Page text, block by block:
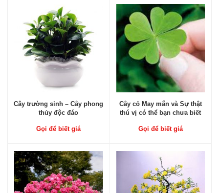
Cây trường sinh – Cây phong
thủy độc đáo
Gọi để biết giá
Cây cỏ May mắn và Sự thật
thú vị có thể bạn chưa biết
Gọi để biết giá